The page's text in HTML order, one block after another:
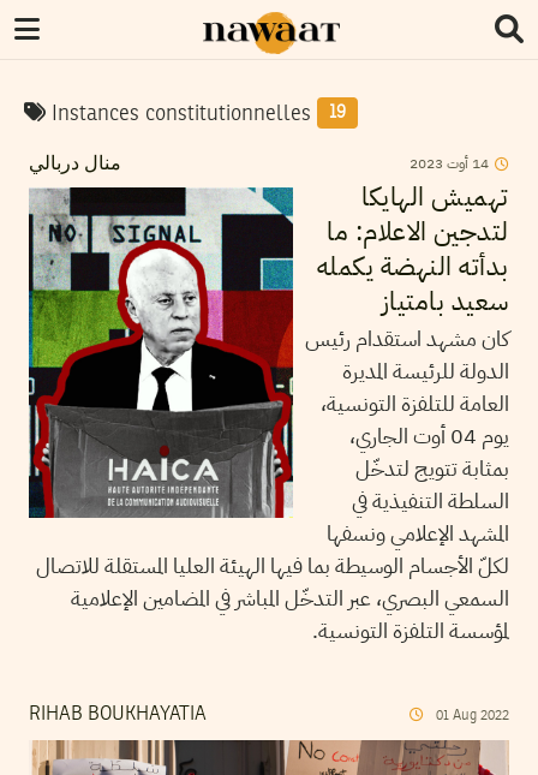
Instances constitutionnelles 19
منال دربالي 14 أوت 2023
تهميش الهايكا
لتدجين الاعلام: ما
بدأته النهضة يكمله
سعيد بامتياز
كان مشهد استقدام رئيس
الدولة للرئيسة المديرة
العامة للتلفزة التونسية،
يوم 04 أوت الجاري،
بمثابة تتويج لتدخّل
السلطة التنفيذية في
المشهد الإعلامي ونسفها
لكلّ الأجسام الوسيطة بما فيها الهيئة العليا المستقلة للاتصال
السمعي البصري، عبر التدخّل المباشر في المضامين الإعلامية
لمؤسسة التلفزة التونسية.
RIHAB BOUKHAYATIA 01 Aug 2022